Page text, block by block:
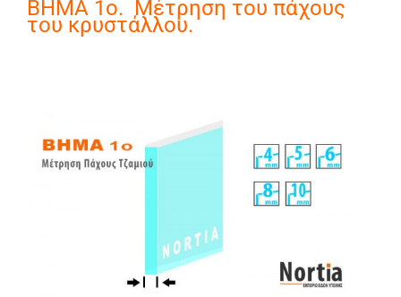
ΒΗΜΑ 1o. Μέτρηση του πάχους
του κρυστάλλου.